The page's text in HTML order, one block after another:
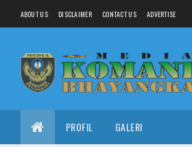
ABOUT US DISCLAIMER CONTACT US ADVERTISE
PROFIL GALERI